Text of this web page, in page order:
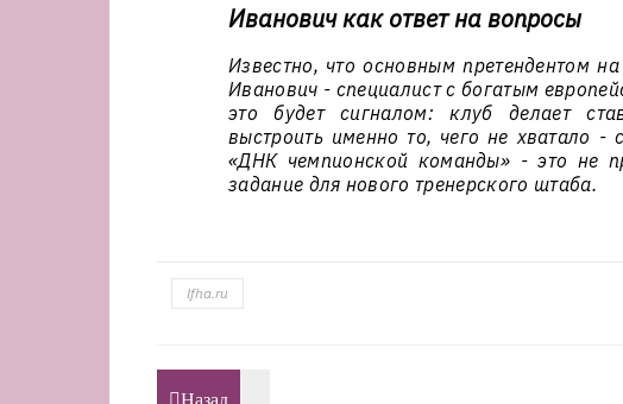
Иванович как ответ на вопросы
Известно, что основным претендентом
Иванович - специалист с богатым
это будет сигналом: клуб делает
выстроить именно то, чего не хватало -
«ДНК чемпионской команды» - это не
задание для нового тренерского штаба.
lfha.ru
Назад